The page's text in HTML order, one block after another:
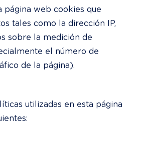
página web cookies que
tales como la dirección IP,
sobre la medición de
el número de
de la página).
utilizadas en esta página